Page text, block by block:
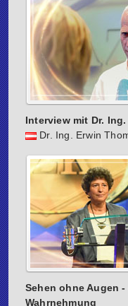
Interview mit Dr.
Dr. Ing. Erwin
Sehen ohne Augen
Wahrnehmung